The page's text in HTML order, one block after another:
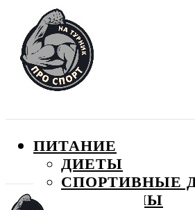
ПИТАНИЕ
ДИЕТЫ
СПОРТИВНЫЕ
ВИТАМИНЫ